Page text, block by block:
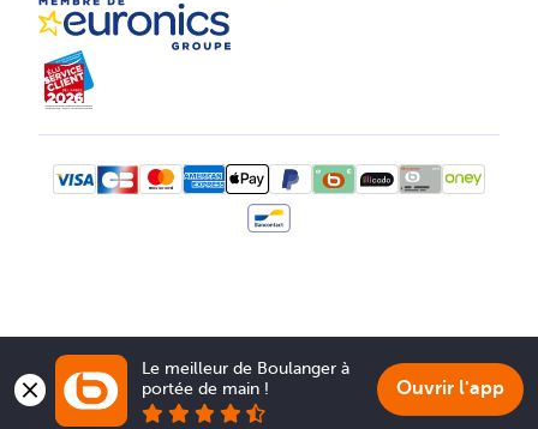
Le meilleur de Boulanger à
portée de main !
Ouvrir l'app